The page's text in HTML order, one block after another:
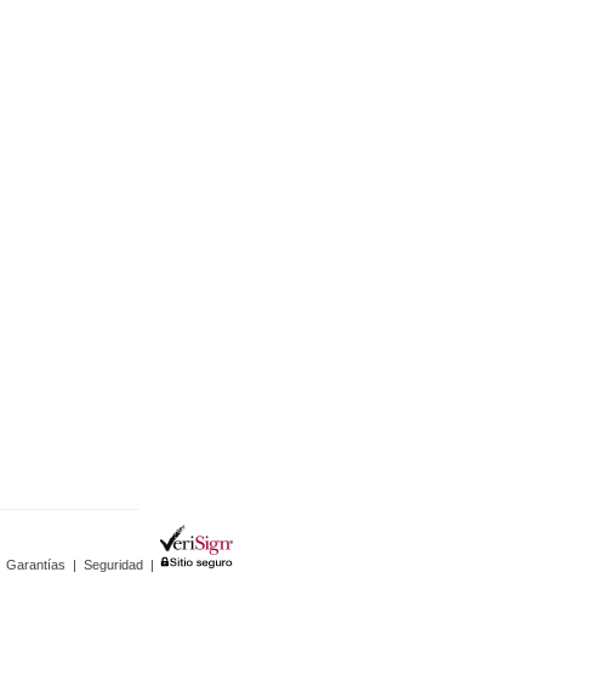
Garantías | Seguridad |